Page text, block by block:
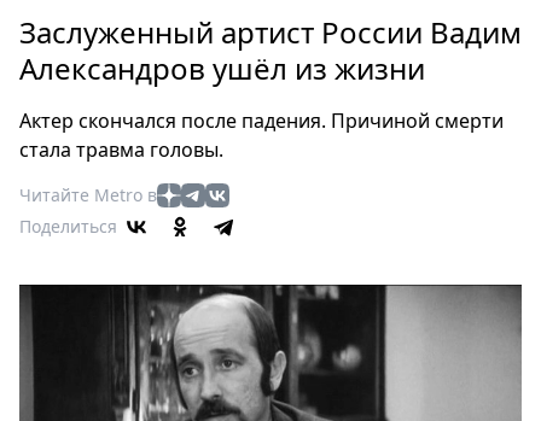
Россия
Мир
Еда
Мода
Театр
Афиша
Книги
Выставки
Пресс-
Заслуженный артист России Вадим
Александров ушёл из жизни
Актер скончался после падения. Причиной смерти
стала травма головы.
Читайте Metro в
Поделиться